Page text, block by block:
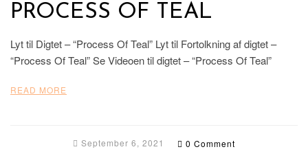
PROCESS OF TEAL
Lyt til Digtet – “Process Of Teal” Lyt til Fortolkning af digtet –
“Process Of Teal” Se Videoen til digtet – “Process Of Teal”
READ MORE
September 6, 2021 0 Comment